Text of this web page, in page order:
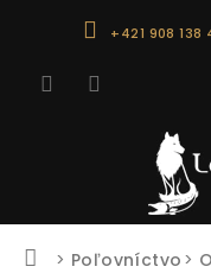
+421 908 138
Domov
Poľovníctvo